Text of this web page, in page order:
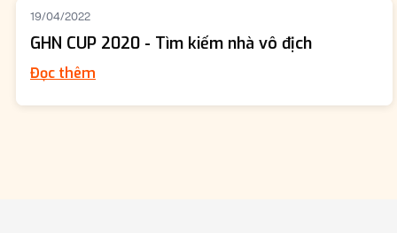
19/04/2022
GHN CUP 2020 - Tìm kiếm nhà vô địch
Đọc thêm